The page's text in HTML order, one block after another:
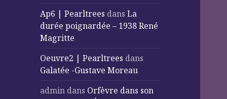
Ap6 | Pearltrees dansLa
durée poignardée – 1938 René
Magritte
Oeuvre2 | Pearltrees dans
Galatée -Gustave Moreau
admin dans Orfèvre dans son